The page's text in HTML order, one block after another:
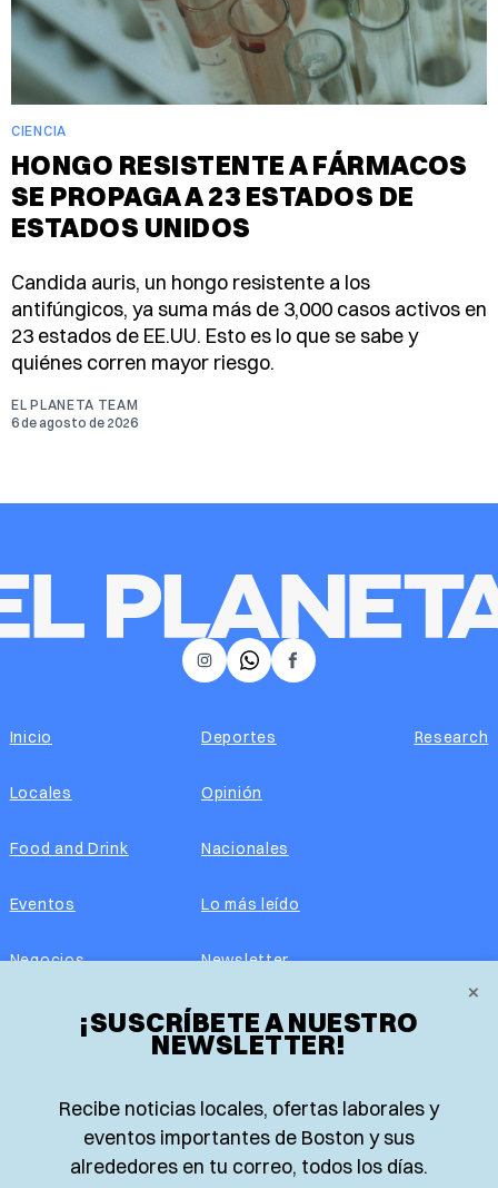
CIENCIA
HONGO RESISTENTE A FÁRMACOS
SE PROPAGA A 23 ESTADOS DE
ESTADOS UNIDOS
Candida auris, un hongo resistente a los
antifúngicos, ya suma más de 3,000 casos activos en
23 estados de EE.UU. Esto es lo que se sabe y
quiénes corren mayor riesgo.
EL PLANETA TEAM
6 de agosto de 2026
×
¡SUSCRÍBETE A NUESTRO
NEWSLETTER!
Recibe noticias locales, ofertas laborales y
eventos importantes de Boston y sus
alrededores en tu correo, todos los días.
𝕏 Facebook
Instagram
Inicio
Locales
Food and Drink
Eventos
Negocios
Real Estate
Guía de Recursos
Deportes
Opinión
Nacionales
Lo más leído
Newsletter
Edición impresa
Advertise with us
Research